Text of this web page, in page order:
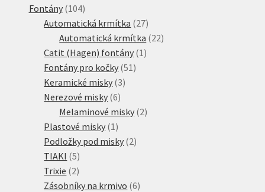
Fontány 104104
produktů
Automatická krmítka 2727
produktů
Automatická krmítka 2222
Catit (Hagen) fontány 1 1
Fontány pro kočky 51 51
Keramické misky 33
Nerezové misky 66
produktů
Melaminové misky 22
Plastové misky 1 1
produkt
Podložky pod misky 22
TIAKI 55
produktů
Trixie 22
produkty
Zásobníky na krmivo 66